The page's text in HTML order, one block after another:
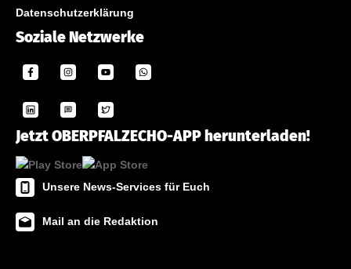
Datenschutzerklärung
Soziale Netzwerke
Jetzt OBERPFALZECHO-APP herunterladen!
Unsere News-Services für Euch
Mail an die Redaktion